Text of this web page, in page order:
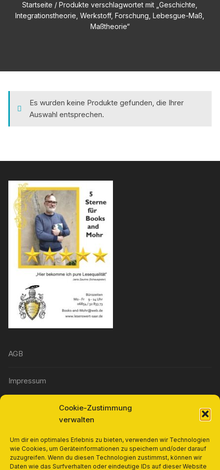
Cookie-Zustimmung
verwalten
Um dir ein optimales Erlebnis zu bieten, verwenden wir Technologien
wie Cookies, um Geräteinformationen zu speichern und/oder darauf
zuzugreifen. Wenn du diesen Technologien zustimmst, können wir
Daten wie das Surfverhalten oder eindeutige IDs auf dieser Website
Startseite / Produkte verschlagwortet mit „Geschichte,
Integrationstheorie, Werkstoff, Forschung, Lebesgue-Maß,
Maßtheorie“
Es wurden keine Produkte gefunden, die Ihrer
Auswahl entsprechen.
AGB
Impressum
Widerrufsbelehrung
Cookie-Richtlinie (EU)